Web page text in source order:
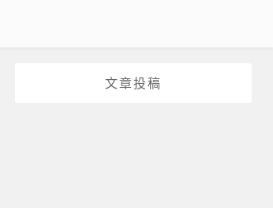
文章投稿